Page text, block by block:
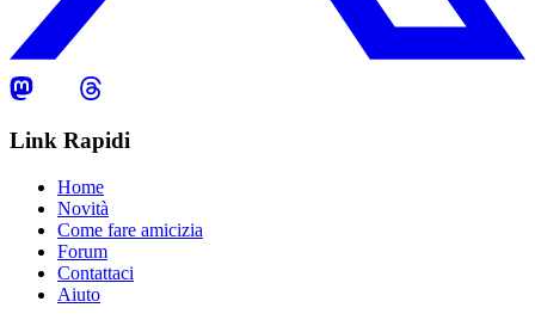
Link Rapidi
Home
Novità
Come fare amicizia
Forum
Contattaci
Aiuto